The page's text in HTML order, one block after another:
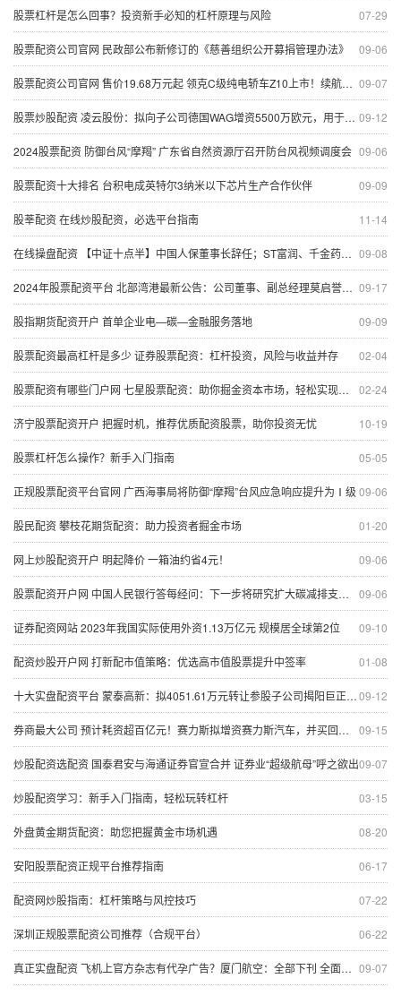
07-29
股票杠杆是怎么回事？投资新手必知的杠杆原理与风险
09-06
股票配资公司官网 民政部公布新修订的《慈善组织公开募捐管理办法》
09-07
股票配资公司官网 售价19.68万元起 领克C级纯电轿车Z10上市！续航里程最高806公里 吉利副总裁：不用模仿来致敬豪华
09-12
股票炒股配资 凌云股份：拟向子公司德国WAG增资5500万欧元，用于偿还相应借款
09-06
2024股票配资 防御台风“摩羯” 广东省自然资源厅召开防台风视频调度会
09-09
股票配资十大排名 台积电成英特尔3纳米以下芯片生产合作伙伴
11-14
股莘配资 在线炒股配资，必选平台指南
09-08
在线操盘配资 【中证十点半】中国人保董事长辞任；ST富润、千金药业下周一起复牌
09-17
2024年股票配资平台 北部湾港最新公告：公司董事、副总经理莫启誉辞职
09-09
股指期货配资开户 首单企业电—碳—金融服务落地
02-04
股票配资最高杠杆是多少 证券股票配资：杠杆投资，风险与收益并存
02-24
股票配资有哪些门户网 七星股票配资：助你掘金资本市场，轻松实现财富梦想
10-19
济宁股票配资开户 把握时机，推荐优质配资股票，助你投资无忧
05-05
股票杠杆怎么操作？新手入门指南
09-06
正规股票配资平台官网 广西海事局将防御“摩羯”台风应急响应提升为Ⅰ级
01-20
股民配资 攀枝花期货配资：助力投资者掘金市场
09-06
网上炒股配资开户 明起降价 一箱油约省4元！
09-06
股票配资开户网 中国人民银行答每经问：下一步将研究扩大碳减排支持工具的支持范围，扩大再贷款规模
09-10
证券配资网站 2023年我国实际使用外资1.13万亿元 规模居全球第2位
01-08
配资炒股开户网 打新配市值策略：优选高市值股票提升中签率
09-12
十大实盘配资平台 蒙泰高新：拟4051.61万元转让参股子公司揭阳巨正源12%股权
09-15
券商最大公司 预计耗资超百亿元！赛力斯拟增资赛力斯汽车，并买回超级工厂
09-07
炒股配资选配资 国泰君安与海通证券官宣合并 证券业“超级航母”呼之欲出
03-15
炒股配资学习：新手入门指南，轻松玩转杠杆
08-20
外盘黄金期货配资：助您把握黄金市场机遇
06-17
安阳股票配资正规平台推荐指南
07-22
配资网炒股指南：杠杆策略与风控技巧
06-22
深圳正规股票配资公司推荐（合规平台）
09-07
真正实盘配资 飞机上官方杂志有代孕广告？厦门航空：全部下刊 全面中止相关合作！